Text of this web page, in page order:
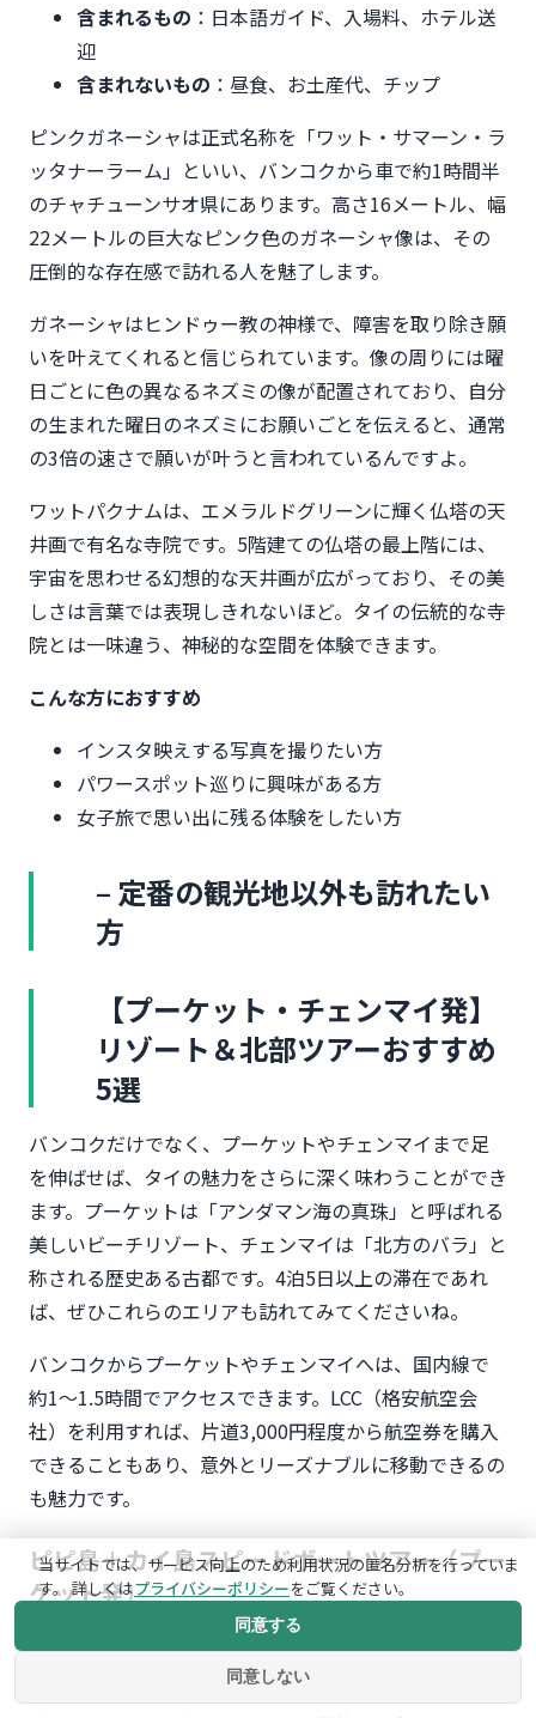
含まれるもの ：日本語ガイド、入場料、ホテル送
迎
含まれないもの ：昼食、お土産代、チップ
ピンクガネーシャは正式名称を「ワット・サマーン・ラ
ッタナーラーム」といい、バンコクから車で約1時間半
のチャチューンサオ県にあります。高さ16メートル、幅
22メートルの巨大なピンク色のガネーシャ像は、その
圧倒的な存在感で訪れる人を魅了します。
ガネーシャはヒンドゥー教の神様で、障害を取り除き願
いを叶えてくれると信じられています。像の周りには曜
日ごとに色の異なるネズミの像が配置されており、自分
の生まれた曜日のネズミにお願いごとを伝えると、通常
の3倍の速さで願いが叶うと言われているんですよ。
ワットパクナムは、エメラルドグリーンに輝く仏塔の天
井画で有名な寺院です。5階建ての仏塔の最上階には、
宇宙を思わせる幻想的な天井画が広がっており、その美
しさは言葉では表現しきれないほど。タイの伝統的な寺
院とは一味違う、神秘的な空間を体験できます。
こんな方におすすめ
インスタ映えする写真を撮りたい方
パワースポット巡りに興味がある方
女子旅で思い出に残る体験をしたい方
– 定番の観光地以外も訪れたい
方
【プーケット・チェンマイ発】
リゾート＆北部ツアーおすすめ
5選
バンコクだけでなく、プーケットやチェンマイまで足
を伸ばせば、タイの魅力をさらに深く味わうことができ
ます。プーケットは「アンダマン海の真珠」と呼ばれる
美しいビーチリゾート、チェンマイは「北方のバラ」と
称される歴史ある古都です。4泊5日以上の滞在であれ
ば、ぜひこれらのエリアも訪れてみてくださいね。
バンコクからプーケットやチェンマイへは、国内線で
約1〜1.5時間でアクセスできます。LCC（格安航空会
社）を利用すれば、片道3,000円程度から航空券を購入
できることもあり、意外とリーズナブルに移動できるの
も魅力です。
ピピ島＋カイ島スピードボートツアー（プー
ケット発）
プーケット発のツアーで最も人気があるのが、「ピピ島
＋カイ島」を巡るスピードボートツアーです。映画
当サイトでは、サービス向上のため利用状況の匿名分析を行っていま
す。 詳しくはプライバシーポリシーをご覧ください。
同意しない
同意する